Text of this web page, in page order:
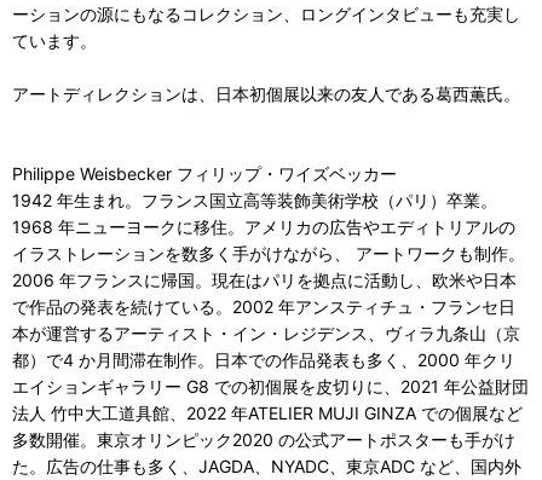
ーションの源にもなるコレクション、ロングインタビューも充実し
ています。
アートディレクションは、日本初個展以来の友人である葛西薫氏。
Philippe Weisbecker フィリップ・ワイズベッカー
1942 年生まれ。フランス国立高等装飾美術学校（パリ）卒業。
1968 年ニューヨークに移住。アメリカの広告やエディトリアルの
イラストレーションを数多く手がけながら、 アートワークも制作。
2006 年フランスに帰国。現在はパリを拠点に活動し、欧米や日本
で作品の発表を続けている。2002 年アンスティチュ・フランセ日
本が運営するアーティスト・イン・レジデンス、ヴィラ九条山（京
都）で4 か月間滞在制作。日本での作品発表も多く、2000 年クリ
エイションギャラリー G8 での初個展を皮切りに、2021 年公益財団
法人 竹中大工道具館、2022 年ATELIER MUJI GINZA での個展など
多数開催。東京オリンピック2020 の公式アートポスターも手がけ
た。広告の仕事も多く、JAGDA、NYADC、東京ADC など、国内外